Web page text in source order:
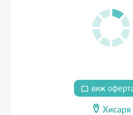
виж
Хисаря